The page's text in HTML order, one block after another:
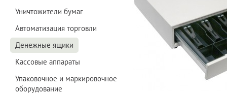
Уничтожители бумаг
Автоматизация торговли
Денежные ящики
Кассовые аппараты
Упаковочное и маркировочное
оборудование